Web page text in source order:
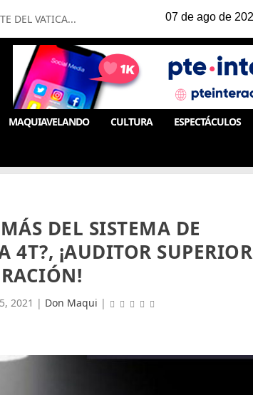
DEL VATICA...
MAQUIAVELANDO CULTURA ESPECTÁCULOS
DEL SISTEMA DE
¡AUDITOR SUPERIOR
2021 | Don Maqui |